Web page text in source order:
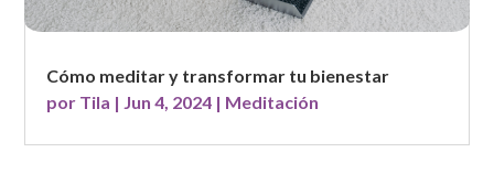
Cómo meditar y transformar tu bienestar
por Tila | Jun 4, 2024 | Meditación